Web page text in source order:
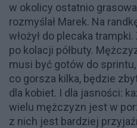
w okolicy ostatnio
rozmyślał Marek. Na
włożył do plecaka
po kolacji półbuty.
musi być gotów do
co gorsza kilka, będzie
dla kobiet. I dla jasności:
wielu mężczyzn jest w
z nich jest bardziej